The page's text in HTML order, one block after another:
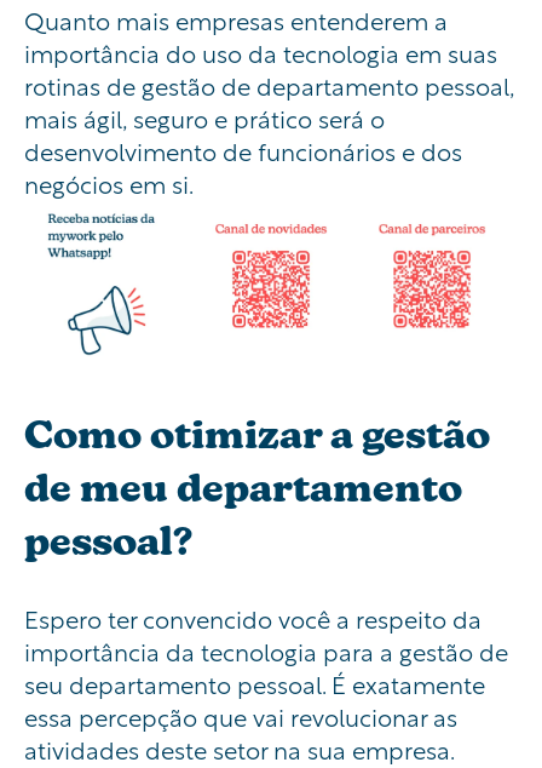
Quanto mais empresas entenderem a
importância do uso da tecnologia em suas
rotinas de gestão de departamento pessoal,
mais ágil, seguro e prático será o
desenvolvimento de funcionários e dos
negócios em si.
Como otimizar a gestão
de meu departamento
pessoal?
Espero ter convencido você a respeito da
importância da tecnologia para a gestão de
seu departamento pessoal. É exatamente
essa percepção que vai revolucionar as
atividades deste setor na sua empresa.